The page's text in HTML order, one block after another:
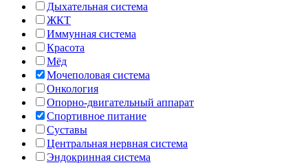
Дыхательная система
ЖКТ
Иммунная система
Красота
Мёд
Мочеполовая система
Онкология
Опорно-двигательный аппарат
Спортивное питание
Суставы
Центральная нервная система
Эндокринная система